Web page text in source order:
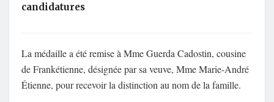
candidatures
La médaille a été remise à Mme Guerda Cadostin, cousine
de Frankétienne, désignée par sa veuve, Mme Marie-André
Étienne, pour recevoir la distinction au nom de la famille.